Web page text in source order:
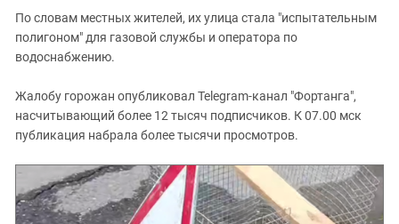
Ставропольский край
Чечня
ЮФО
По словам местных жителей, их улица стала "испытательным
полигоном" для газовой службы и оператора по
водоснабжению.
Жалобу горожан опубликовал Telegram-канал "Фортанга",
насчитывающий более 12 тысяч подписчиков. К 07.00 мск
публикация набрала более тысячи просмотров.